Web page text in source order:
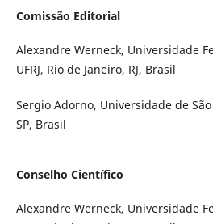
Comissão Editorial
Alexandre Werneck, Universidade
UFRJ, Rio de Janeiro, RJ, Brasil
Sergio Adorno, Universidade de São
SP, Brasil
Conselho Científico
Alexandre Werneck, Universidade